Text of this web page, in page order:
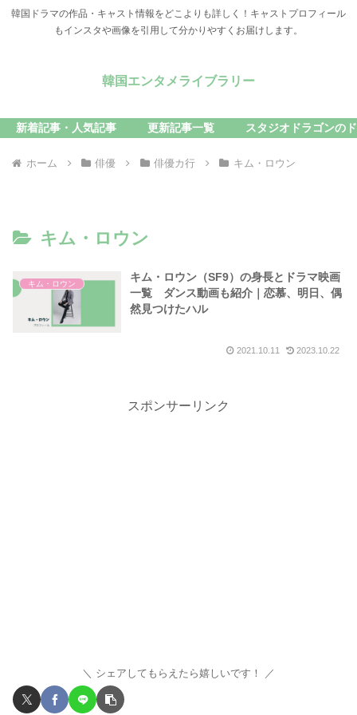
韓国ドラマの作品・キャスト情報をどこよりも詳しく！キャストプロフィール
もインスタや画像を引用して分かりやすくお届けします。
韓国エンタメライブラリー
新着記事・人気記事 更新記事一覧 スタジオドラゴンの
ホーム 俳優 俳優カ行 キム・ロウン
キム・ロウン
キム・ロウン
キム・ロウン（SF9）の身長とドラマ映画
一覧 ダンス動画も紹介｜恋慕、明日、偶
然見つけたハル
2021.10.11 2023.10.22
スポンサーリンク
シェアしてもらえたら嬉しいです！